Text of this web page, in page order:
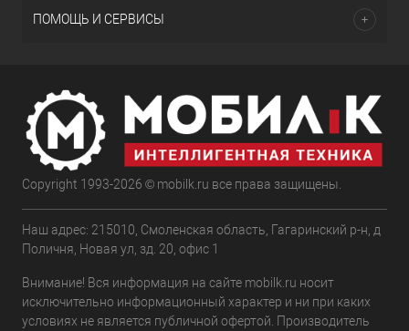
ПОМОЩЬ И СЕРВИСЫ
Copyright 1993-2026 © mobilk.ru все права защищены.
Наш адрес: 215010, Смоленская область, Гагаринский р-н, д
Поличня, Новая ул, зд. 20, офис 1
Внимание! Вся информация на сайте mobilk.ru носит
исключительно информационный характер и ни при каких
условиях не является публичной офертой. Производитель